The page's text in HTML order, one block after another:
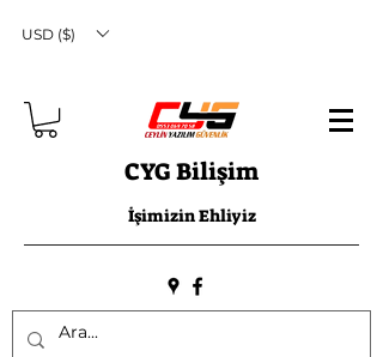
USD ($)
CYG Bilişim
İşimizin Ehliyiz